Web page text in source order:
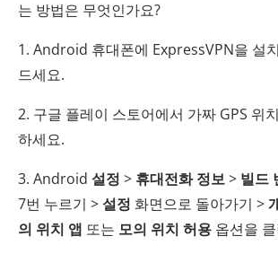
는 방법은 무엇인가요?
1. Android 휴대폰에 ExpressVPN을 설
드세요.
2. 구글 플레이 스토어에서 가짜 GPS 위
하세요.
3. Android 설정 > 휴대전화 정보> 빌드
7번 누르기 >설정 화면으로 돌아가기 >
의 위치 앱 또는 모의 위치 허용 옵션을